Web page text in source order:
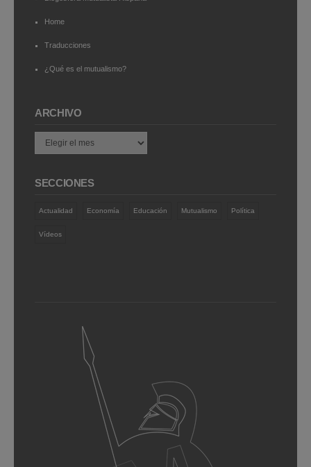
Home
Traducciones
¿Qué es el mutualismo?
ARCHIVO
Archivo
SECCIONES
Actualidad Economía Educación Mutualismo Política
Vídeos